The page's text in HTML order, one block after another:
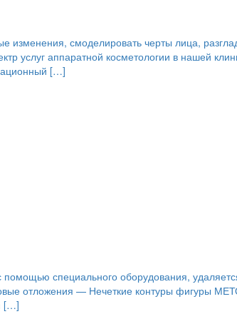
смоделировать черты лица,
услуг аппаратной косметологии в нашей
[…]
специального оборудования,
отложения — Нечеткие контуры фигуры
[…]